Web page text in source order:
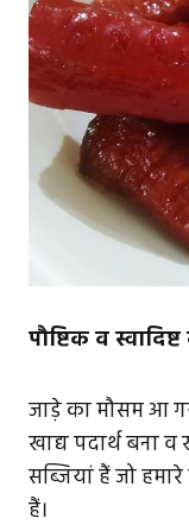
पौष्टिक व
जाड़े का मौसम आ
खाद्य पदार्थ बना
सब्जियां हैं जो
हैं।